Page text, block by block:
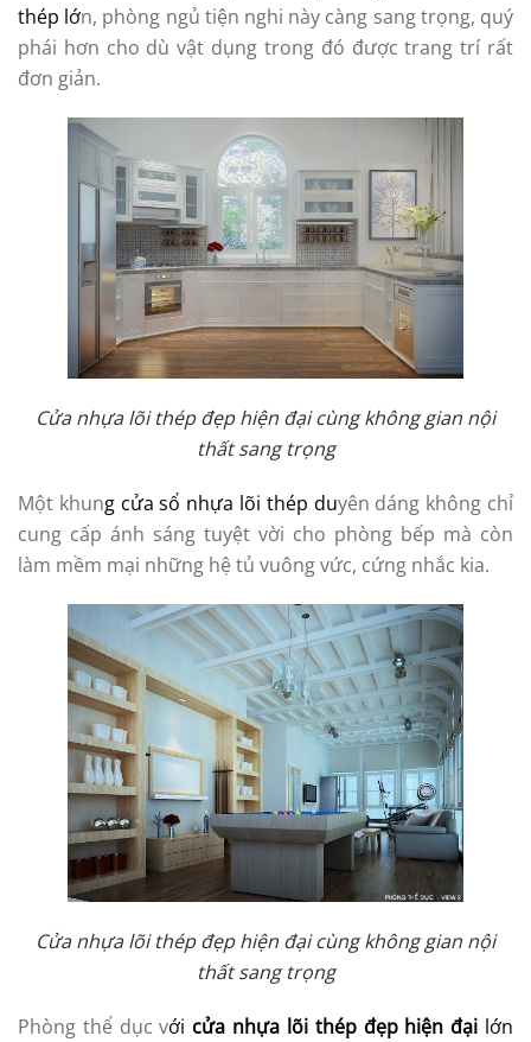
thép lớn, phòng ngủ tiện nghi này càng sang trọng, quý
phái hơn cho dù vật dụng trong đó được trang trí rất
đơn giản.
Cửa nhựa lõi thép đẹp hiện đại cùng không gian nội
thất sang trọng
Một khung cửa sổ nhựa lõi thép duyên dáng không chỉ
cung cấp ánh sáng tuyệt vời cho phòng bếp mà còn
làm mềm mại những hệ tủ vuông vức, cứng nhắc kia.
Cửa nhựa lõi thép đẹp hiện đại cùng không gian nội
thất sang trọng
Phòng thể dục với cửa nhựa lõi thép đẹp hiện đại lớn